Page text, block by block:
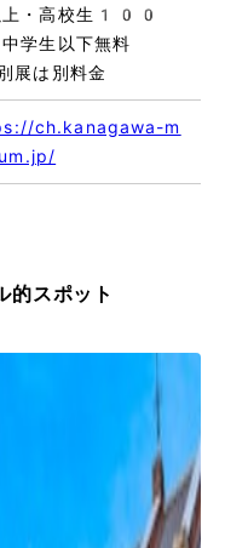
上・高校生100
学生以下無料
展は別料金
ch.kanagawa-m
的スポット